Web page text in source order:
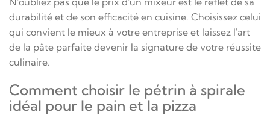
durabilité et de son efficacité en cuisine. Choisissez celui
qui convient le mieux à votre entreprise et laissez l'art
de la pâte parfaite devenir la signature de votre réussite
culinaire.
Comment choisir le pétrin à spirale
idéal pour le pain et la pizza